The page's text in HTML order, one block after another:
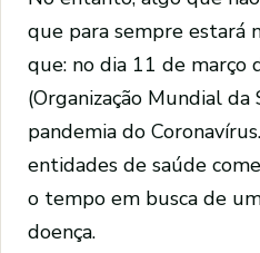
que para sempre estará
que: no dia 11 de março
(Organização Mundial
pandemia do
entidades de saúde
o tempo em busca de
doença.